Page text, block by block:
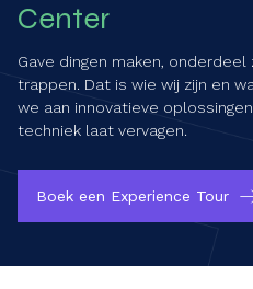
Center
Gave dingen maken, onderdeel
trappen. Dat is wie wij zijn en
we aan innovatieve
techniek laat vervagen.
Boek een Experience Tour